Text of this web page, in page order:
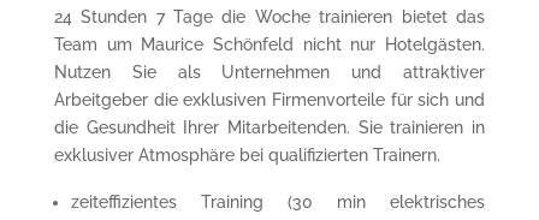
24 Stunden 7 Tage die Woche trainieren bietet das
Team um Maurice Schönfeld nicht nur Hotelgästen.
Nutzen Sie als Unternehmen und attraktiver
Arbeitgeber die exklusiven Firmenvorteile für sich und
die Gesundheit Ihrer Mitarbeitenden. Sie trainieren in
exklusiver Atmosphäre bei qualifizierten Trainern.
zeiteffizientes Training (30 min elektrisches